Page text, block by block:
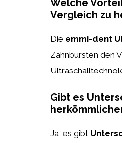
Welche
Vergleich zu
Die emmi-dent
Zahnbürsten den
Gibt es
Ja, es gibt